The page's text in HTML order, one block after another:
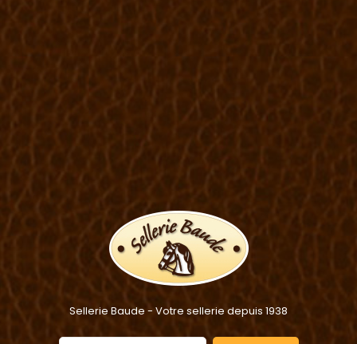
Sellerie Baude - Votre sellerie depuis 1938